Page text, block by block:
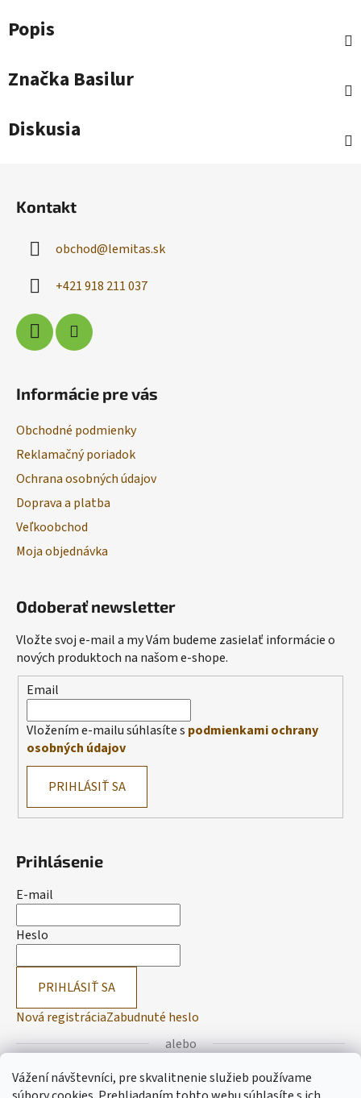
Vážení návštevníci, pre skvalitnenie služieb používame
Popis
Značka Basilur
Diskusia
Kontakt
obchod@lemitas.sk
+421 918 211 037
Informácie pre vás
Obchodné podmienky
Reklamačný poriadok
Ochrana osobných údajov
Doprava a platba
Veľkoobchod
Moja objednávka
Odoberať newsletter
Vložte svoj e-mail a my Vám budeme zasielať informácie o
nových produktoch na našom e-shope.
Email
Vložením e-mailu súhlasíte s podmienkami ochrany
osobných údajov
PRIHLÁSIŤ SA
Prihlásenie
E-mail
Heslo
PRIHLÁSIŤ SA
Nová registráciaZabudnuté heslo
alebo
Prihlásiť sa cez Facebook